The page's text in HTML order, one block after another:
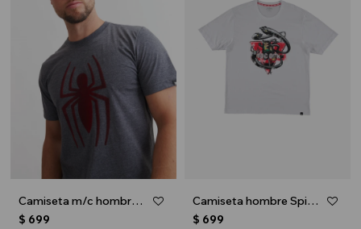
Camiseta m/c hombre - Gris oscuro
$ 699
Camiseta hombre Spiderman - Blanco
$ 699